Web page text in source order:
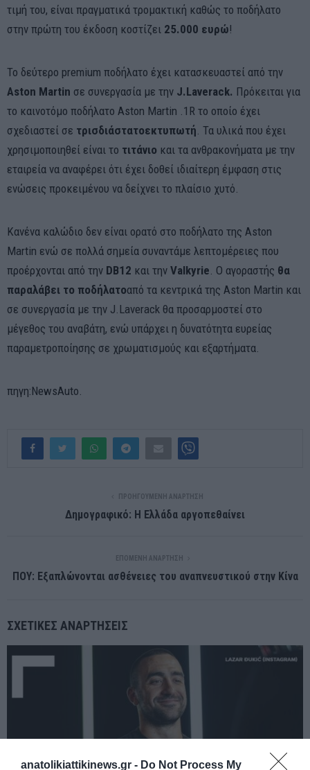
anatolikiattikinews.gr - Do Not Process My
τιμή του, είναι πραγματικά τρομακτική καθώς το ποδήλατο
στην πρώτη του έκδοση κοστίζει 25.000 ευρώ!
Το δεύτερο premium ποδήλατο έχει κατασκευαστεί από την
Aston Martin σε συνεργασία με την J.Laverack. Πρόκειται για
το καινοτόμο ποδήλατο Aston Martin .1R το οποίο έχει
σχεδιαστεί σε τρισδιάστατοεκτυπωτή . Τα υλικά που έχει
χρησιμοποιηθεί είναι το τιτάνιο και τα ανθρακονήματα με την
εταιρεία να αναφέρει ότι έχει δοθεί ιδιαίτερη έμφαση στις
ενώσεις προκειμένου να δείχνει το πλαίσιο χυτό.
Κανένα καλώδιο δεν είναι ορατό στο ποδήλατο της Aston
Martin ενώ σε πολλά σημεία συναντάμε λεπτομέρειες που
προέρχονται από την DB12 και την Valkyrie . O αγοραστής θα
παραλάβει το ποδήλατοαπό τα κεντρικά της Aston Martin και
σε συνεργασία με την J.Laverack θα προσαρμοστεί στο
μέγεθος του αναβάτη, ενώ υπάρχει η δυνατότητα ευρείας
παραμετροποίησης σε χρωματισμούς και εξαρτήματα.
πηγη:NewsAuto.
ΠΡΟΗΓΟΎΜΕΝΗ ΑΝΆΡΤΗΣΗ
Δημογραφικό: Η Ελλάδα αργοπεθαίνει
ΕΠΌΜΕΝΗ ΑΝΆΡΤΗΣΗ
ΠΟΥ: Εξαπλώνονται ασθένειες του αναπνευστικού στην Κίνα
ΣΧΕΤΙΚΈΣ ΑΝΑΡΤΉΣΕΙΣ